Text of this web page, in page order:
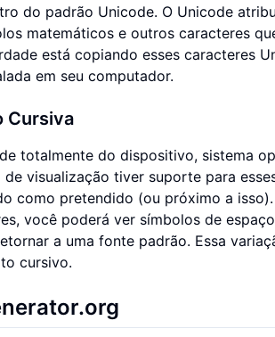
do padrão Unicode. O Unicode
matemáticos e outros caracteres
está copiando esses caracteres
em seu computador.
Cursiva
totalmente do dispositivo, sistema
visualização tiver suporte para
como pretendido (ou próximo a
você poderá ver símbolos de espaço
a uma fonte padrão. Essa
cursivo.